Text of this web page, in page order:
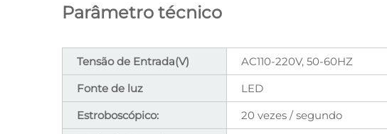
Parâmetro técnico
Tensão de Entrada(V)
AC110-220V, 50-60HZ
Fonte de luz
LED
Estroboscópico:
20 vezes / segundo